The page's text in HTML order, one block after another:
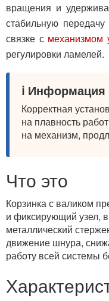
вращения и
стабильную
связке с механизмом
регулировки ламелей.
ℹ️
Корректная
на плавность
на механизм,
Что это
Корзинка с валиком
и фиксирующий узел,
металлический
движение шнура,
работу всей системы